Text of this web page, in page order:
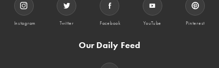
Instagram Twitter Facebook YouTube Pinterest
Our Daily Feed